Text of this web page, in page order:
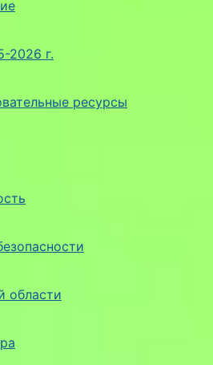
2026 г.
ресурсы
области